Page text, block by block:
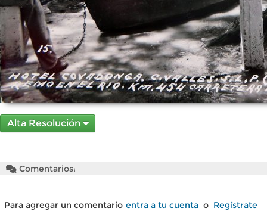
Alta Resolución
Comentarios:
Para agregar un comentario entra a tu cuenta o Regístrate